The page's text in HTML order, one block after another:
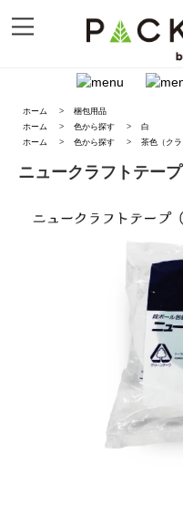
ホーム >
梱包用品
ホーム
> 色から探す >
白
ホーム
> 色から探す > 茶色（クラ
ニュークラフトテ